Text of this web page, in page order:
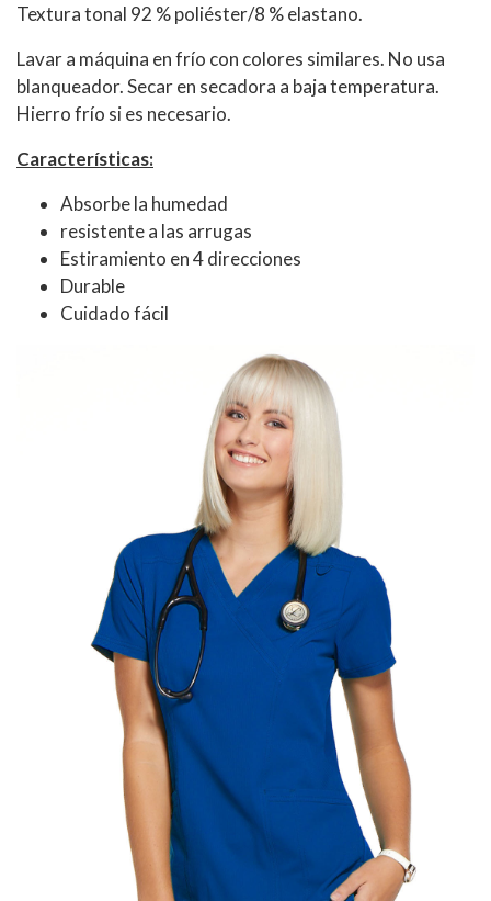
Textura tonal 92 % poliéster/8 % elastano.
Lavar a máquina en frío con colores similares. No usa
blanqueador. Secar en secadora a baja temperatura.
Hierro frío si es necesario.
Características:
Absorbe la humedad
resistente a las arrugas
Estiramiento en 4 direcciones
Durable
Cuidado fácil